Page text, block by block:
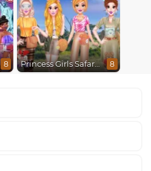
8 Princess Girls Safari Trip 8